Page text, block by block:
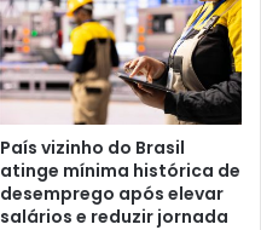
País vizinho do Brasil
atinge mínima histórica de
desemprego após elevar
salários e reduzir jornada